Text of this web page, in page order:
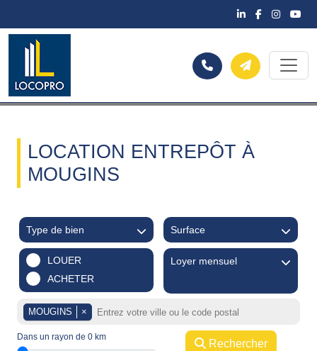
LOCATION ENTREPÔT À
MOUGINS
Type de bien Surface
LOUER
ACHETER
Loyer mensuel
MOUGINS ×
Dans un rayon de 0 km
Rechercher